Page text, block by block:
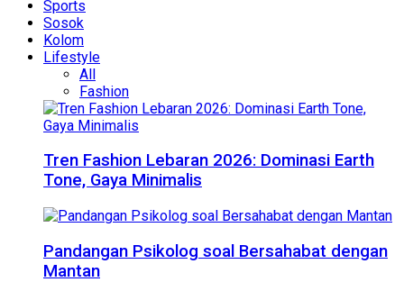
Sports
Sosok
Kolom
Lifestyle
All
Fashion
Tren Fashion Lebaran 2026: Dominasi Earth
Tone, Gaya Minimalis
Pandangan Psikolog soal Bersahabat dengan
Mantan